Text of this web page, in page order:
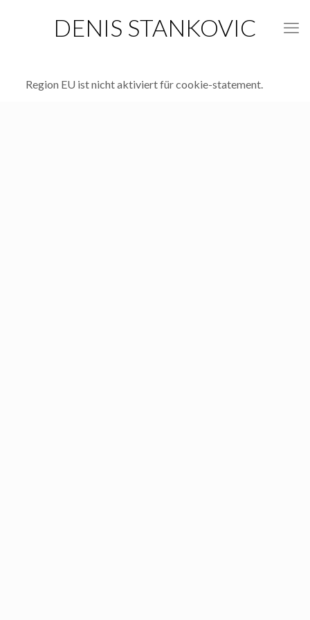
DENIS STANKOVIC
Region EU ist nicht aktiviert für cookie-statement.